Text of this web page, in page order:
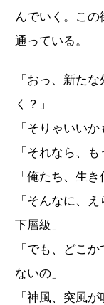
んでいく。こ
通っている。
「おっ、新た
く？」
「そりゃいい
「それなら、
「俺たち、生
「そんなに、
下層級」
「でも、どこ
ないの」
「神風、突風